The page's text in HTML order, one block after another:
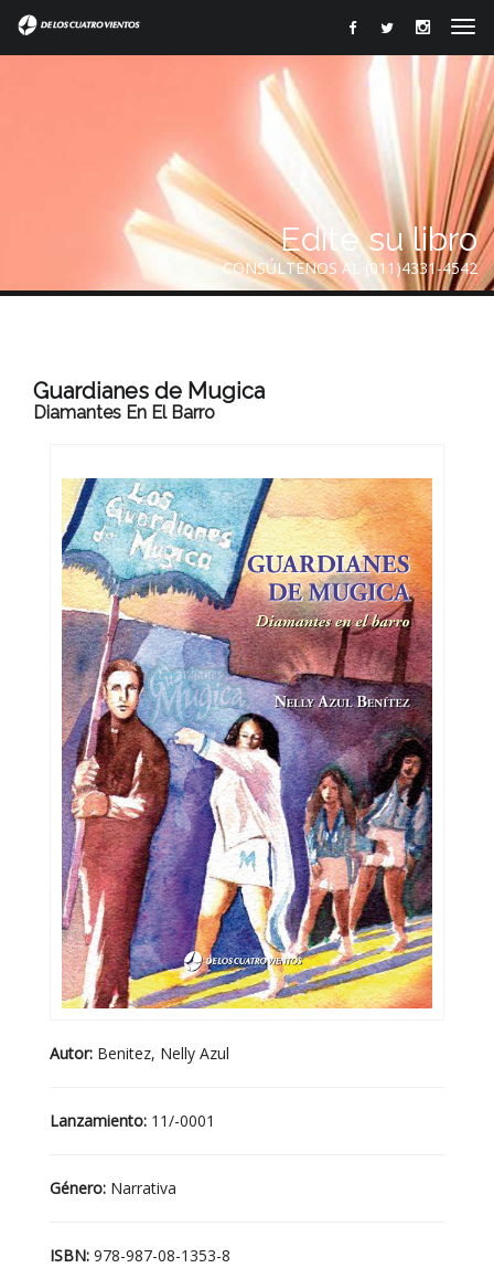
Edite su libro
CONSÚLTENOS AL (011)4331-4542
Guardianes de Mugica
Diamantes En El Barro
Autor: Benitez, Nelly Azul
Lanzamiento: 11/-0001
Género: Narrativa
ISBN: 978-987-08-1353-8